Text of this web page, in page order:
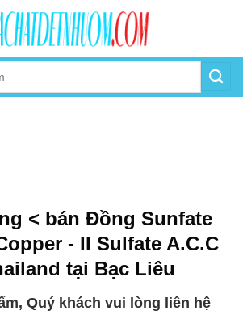
< bán Đồng Sunfate
- II Sulfate A.C.C
tại Bạc Liêu
Quý khách vui lòng liên hệ